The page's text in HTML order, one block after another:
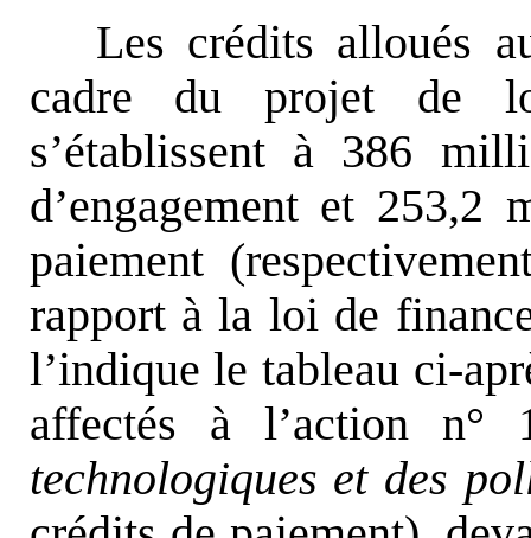
Les crédits alloués
cadre du projet de
s’établissent à 386
d’engagement et 253,2
paiement
rapport à la loi de
l’indique le tableau ci-
affectés à l’action
technologiques et des